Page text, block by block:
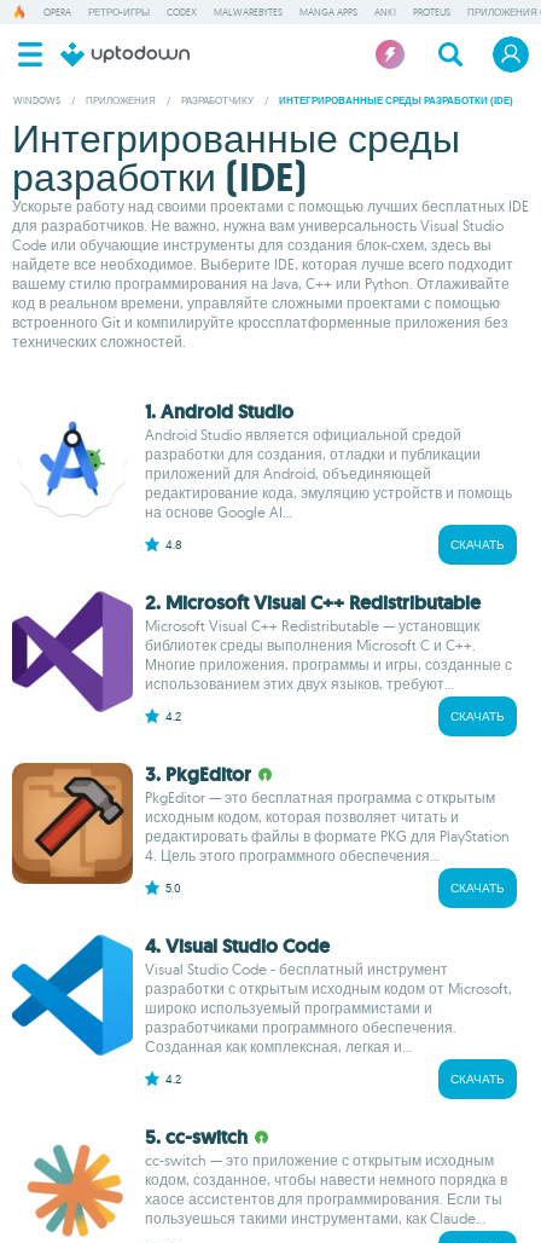
OPERA РЕТРО-ИГРЫ CODEX MALWAREBYTES MANGA APPS ANKI PROTEUS ПРИЛОЖЕНИЯ
WINDOWS / ПРИЛОЖЕНИЯ / РАЗРАБОТЧИКУ / ИНТЕГРИРОВАННЫЕ СРЕДЫ РАЗРАБОТКИ (IDE)
Интегрированные среды
разработки (IDE)
Ускорьте работу над своими проектами с помощью лучших бесплатных IDE
для разработчиков. Не важно, нужна вам универсальность Visual Studio
Code или обучающие инструменты для создания блок-схем, здесь вы
найдете все необходимое. Выберите IDE, которая лучше всего подходит
вашему стилю программирования на Java, C++ или Python. Отлаживайте
код в реальном времени, управляйте сложными проектами с помощью
встроенного Git и компилируйте кроссплатформенные приложения без
технических сложностей.
1. Android Studio
Android Studio является официальной средой
разработки для создания, отладки и публикации
приложений для Android, объединяющей
редактирование кода, эмуляцию устройств и помощь
на основе Google AI...
4.8 СКАЧАТЬ
2. Microsoft Visual C++ Redistributable
Microsoft Visual C++ Redistributable — установщик
библиотек среды выполнения Microsoft C и C++.
Многие приложения, программы и игры, созданные с
использованием этих двух языков, требуют...
4.2 СКАЧАТЬ
3. PkgEditor
PkgEditor — это бесплатная программа с открытым
исходным кодом, которая позволяет читать и
редактировать файлы в формате PKG для PlayStation
4. Цель этого программного обеспечения...
5.0 СКАЧАТЬ
4. Visual Studio Code
Visual Studio Code - бесплатный инструмент
разработки с открытым исходным кодом от Microsoft,
широко используемый программистами и
разработчиками программного обеспечения.
Созданная как комплексная, легкая и...
4.2 СКАЧАТЬ
5. cc-switch
cc-switch — это приложение с открытым исходным
кодом, созданное, чтобы навести немного порядка в
хаосе ассистентов для программирования. Если ты
пользуешься такими инструментами, как Claude...